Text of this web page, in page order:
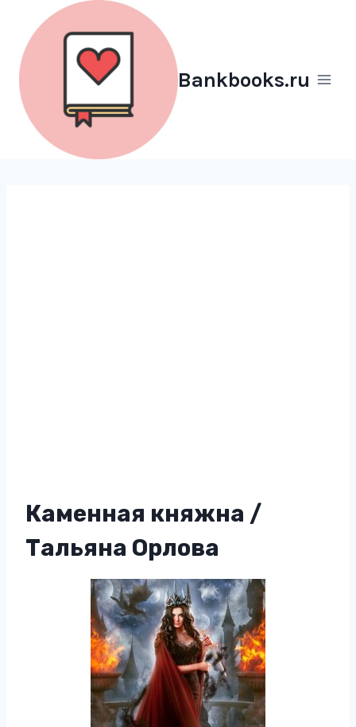
Перейти
содержимому
Bankbooks.ru
Каменная княжна /
Тальяна Орлова